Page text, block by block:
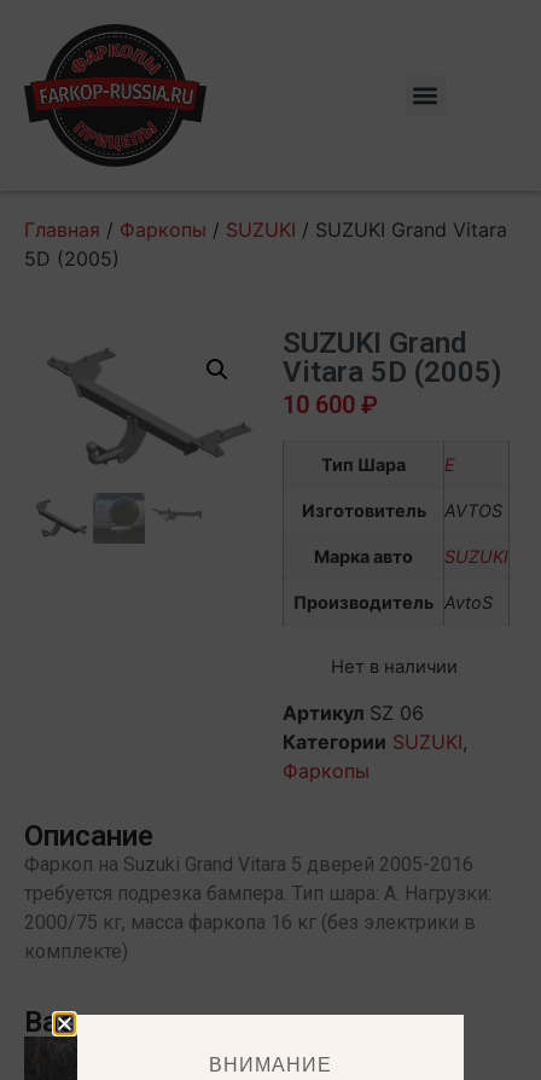
Главная / Фаркопы / SUZUKI / SUZUKI Grand Vitara
5D (2005)
SUZUKI Grand
Vitara 5D (2005)
10 600 ₽
Тип Шара E
Изготовитель AVTOS
Марка авто SUZUKI
Производитель AvtoS
Нет в наличии
Артикул SZ 06
Категории SUZUKI,
Фаркопы
Описание
Фаркоп на Suzuki Grand Vitara 5 дверей 2005-2016
требуется подрезка бампера. Тип шара: A. Нагрузки:
2000/75 кг, масса фаркопа 16 кг (без электрики в
комплекте)
Вас может заинтересовать
ВНИМАНИЕ